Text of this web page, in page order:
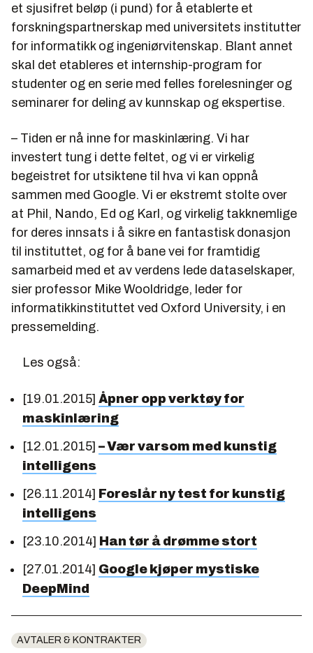
et sjusifret beløp (i pund) for å etablerte et
forskningspartnerskap med universitets institutter
for informatikk og ingeniørvitenskap. Blant annet
skal det etableres et internship-program for
studenter og en serie med felles forelesninger og
seminarer for deling av kunnskap og ekspertise.
– Tiden er nå inne for maskinlæring. Vi har
investert tung i dette feltet, og vi er virkelig
begeistret for utsiktene til hva vi kan oppnå
sammen med Google. Vi er ekstremt stolte over
at Phil, Nando, Ed og Karl, og virkelig takknemlige
for deres innsats i å sikre en fantastisk donasjon
til instituttet, og for å bane vei for framtidig
samarbeid med et av verdens lede dataselskaper,
sier professor Mike Wooldridge, leder for
informatikkinstituttet ved Oxford University, i en
pressemelding.
Les også:
[19.01.2015] Åpner opp verktøy for
maskinlæring
[12.01.2015] – Vær varsom med kunstig
intelligens
[26.11.2014] Foreslår ny test for kunstig
intelligens
[23.10.2014] Han tør å drømme stort
[27.01.2014] Google kjøper mystiske
DeepMind
AVTALER & KONTRAKTER